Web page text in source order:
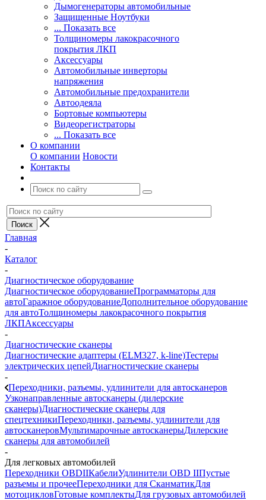
Дымогенераторы автомобильные
Защищенные Ноутбуки
... Показать все
Толщиномеры лакокрасочного
покрытия ЛКП
Аксессуары
Автомобильные инверторы
напряжения
Автомобильные предохранители
Автоодеяла
Бортовые компьютеры
Видеорегистраторы
... Показать все
О компании
О компании Новости
Контакты
Главная
-
Каталог
-
Диагностическое оборудование
Диагностическое оборудованиеПрограмматоры для
автоГаражное оборудованиеДополнительное оборудование
для автоТолщиномеры лакокрасочного покрытия
ЛКПАксессуары
-
Диагностические сканеры
Диагностические адаптеры (ELM327, k-line)Тестеры
электрических цепейДиагностические сканеры
-
Переходники, разъемы, удлинители для автосканеров
Узконаправленные автосканеры (дилерские
сканеры)Диагностические сканеры для
спецтехникиПереходники, разъемы, удлинители для
автосканеровМультимарочные автосканерыДилерские
сканеры для автомобилей
-
Для легковых автомобилей
Переходники OBDIIКабелиУдлинители OBD IIПустые
разъемы и прочееПереходники для СканматикДля
мотоцикловГотовые комплектыДля грузовых автомобилей